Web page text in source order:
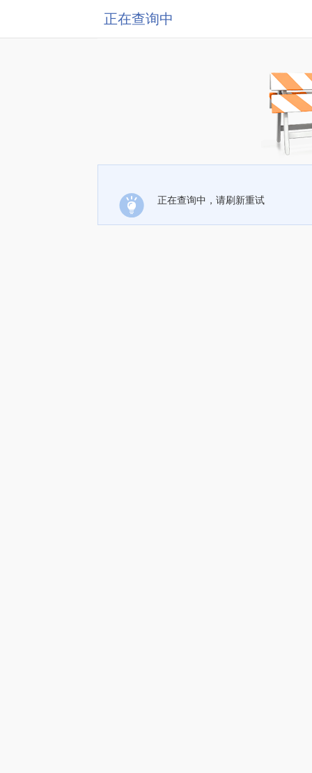
正在查询中
正在查询中，请刷新重试